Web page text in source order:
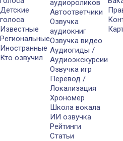
Детские
голоса
Известные
Региональные
Иностранные
Кто озвучил
аудиороликов
Автоответчики
Озвучка
аудиокниг
Озвучка видео
Аудиогиды /
Аудиоэкскурсии
Озвучка игр
Перевод /
Локализация
Хрономер
Школа вокала
ИИ озвучка
Рейтинги
Статьи